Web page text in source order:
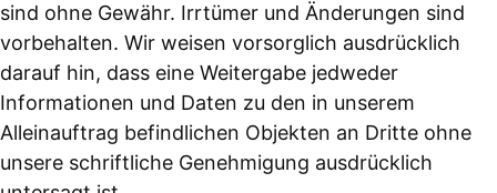
sind ohne Gewähr. Irrtümer und Änderungen sind
vorbehalten. Wir weisen vorsorglich ausdrücklich
darauf hin, dass eine Weitergabe jedweder
Informationen und Daten zu den in unserem
Alleinauftrag befindlichen Objekten an Dritte ohne
unsere schriftliche Genehmigung ausdrücklich